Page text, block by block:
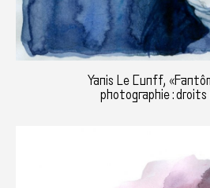
Yanis Le Cunff,
photographie : droits